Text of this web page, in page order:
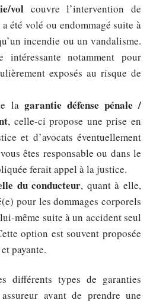
vol couvre l’intervention de
été volé ou endommagé suite à
incendie ou un vandalisme.
notamment pour
exposés au risque de
la garantie défense pénale /
, celle-ci propose une prise en
et d’avocats éventuellement
êtes responsable ou dans le
ferait appel à la justice.
du conducteur, quant à elle,
pour les dommages corporels
même suite à un accident seul
option est souvent proposée
payante.
différents types de garanties
avant de prendre une